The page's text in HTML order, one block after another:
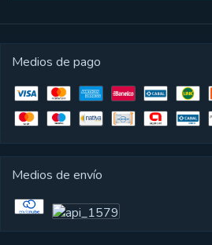
Medios de pago
Medios de envío